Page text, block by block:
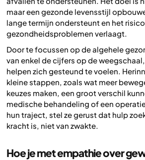
maar een gezonde levensstijl
lange termijn ondersteunt en het
gezondheidsproblemen verlaagt.
Door te focussen op de algehele
van enkel de cijfers op de
helpen zich gesteund te voelen.
kleine stappen, zoals wat meer
keuzes maken, een groot verschil
medische behandeling of een
hun traject, stel ze gerust dat hulp
kracht is, niet van zwakte.
Hoe je met empathie over